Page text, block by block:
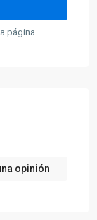
página
opinión